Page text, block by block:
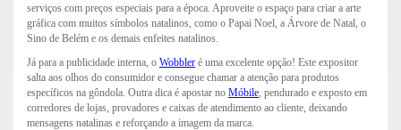
serviços com preços especiais para a época. Aproveite o espaço para criar a arte
gráfica com muitos símbolos natalinos, como o Papai Noel, a Árvore de Natal, o
Sino de Belém e os demais enfeites natalinos.
Já para a publicidade interna, o Wobbler é uma excelente opção! Este expositor
salta aos olhos do consumidor e consegue chamar a atenção para produtos
específicos na gôndola. Outra dica é apostar no Móbile , pendurado e exposto em
corredores de lojas, provadores e caixas de atendimento ao cliente, deixando
mensagens natalinas e reforçando a imagem da marca.